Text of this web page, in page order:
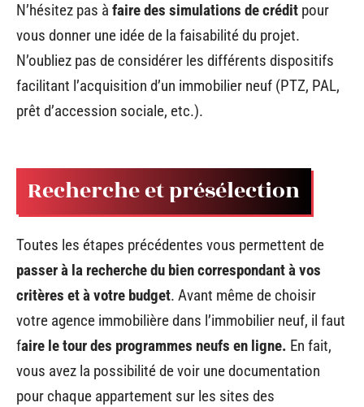
N’hésitez pas à faire des simulations de crédit pour
vous donner une idée de la faisabilité du projet.
N’oubliez pas de considérer les différents dispositifs
facilitant l’acquisition d’un immobilier neuf (PTZ, PAL,
prêt d’accession sociale, etc.).
Recherche et présélection
Toutes les étapes précédentes vous permettent de
passer à la recherche du bien correspondant à vos
critères et à votre budget. Avant même de choisir
votre agence immobilière dans l’immobilier neuf, il faut
faire le tour des programmes neufs en ligne. En fait,
vous avez la possibilité de voir une documentation
pour chaque appartement sur les sites des